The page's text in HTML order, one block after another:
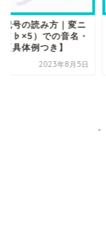
記号の読み方｜変ニ
（♭×5）での音名・
【具体例つき】
2023年8月5日